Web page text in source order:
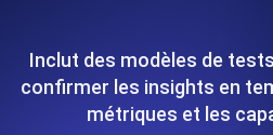
Inclut des modèles de
confirmer les insights en
métriques et les